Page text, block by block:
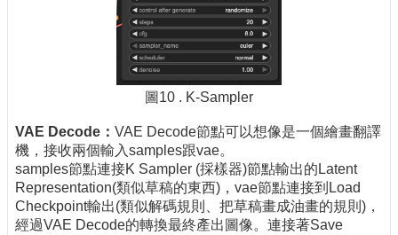
圖10 . K-Sampler
VAE Decode ： VAE Decode節點可以想像是一個繪畫翻譯
機，接收兩個輸入samples跟vae。
samples節點連接K Sampler (採樣器)節點輸出的Latent
Representation(類似草稿的東西)，vae節點連接到Load
Checkpoint輸出(類似解碼規則、把草稿畫成油畫的規則)，
經過VAE Decode的轉換最終產出圖像。連接著Save